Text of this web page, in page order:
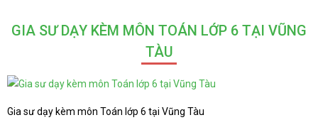
GIA SƯ DẠY KÈM MÔN TOÁN LỚP 6 TẠI VŨNG
TÀU
Gia sư dạy kèm môn Toán lớp 6 tại Vũng Tàu